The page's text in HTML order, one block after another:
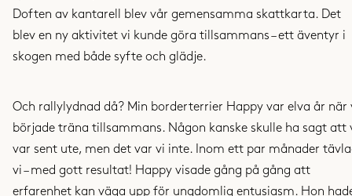
Doften av kantarell blev vår gemensamma skattkarta. Det
blev en ny aktivitet vi kunde göra tillsammans – ett äventyr i
skogen med både syfte och glädje.
Och rallylydnad då? Min borderterrier Happy var elva år när
började träna tillsammans. Någon kanske skulle ha sagt att
var sent ute, men det var vi inte. Inom ett par månader
vi – med gott resultat! Happy visade gång på gång att
erfarenhet kan väga upp för ungdomlig entusiasm. Hon